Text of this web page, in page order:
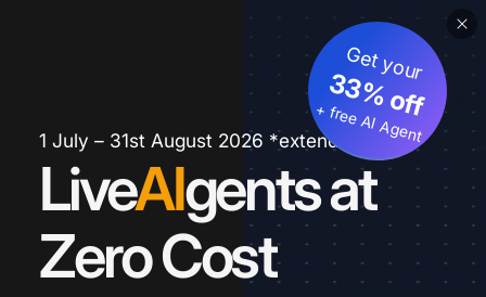
1 July – 31st August 2026 *extended
LiveAIgents at
Zero Cost
Get your
33% off
+ free AI Agent